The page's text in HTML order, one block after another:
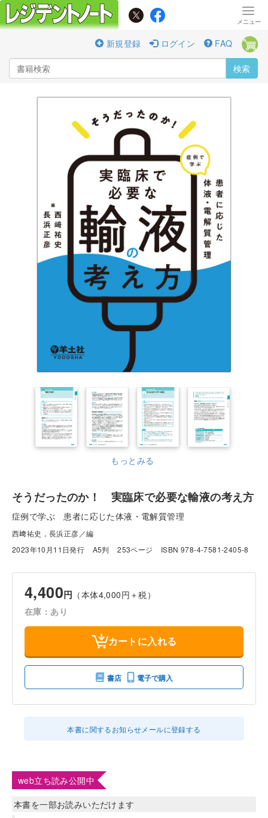
新規登録 ログイン FAQ
検索
もっとみる
そうだったのか！ 実臨床で必要な輸液の考え方
症例で学ぶ 患者に応じた体液・電解質管理
西﨑祐史，長浜正彦／編
2023年10月11日発行
A5判 253ページ ISBN 978-4-7581-2405-8
4,400円 （本体4,000円＋税）
在庫：あり
カートに入れる
書店 電子で購入
本書に関するお知らせメールに登録する
web立ち読み公開中
本書を一部お読みいただけます